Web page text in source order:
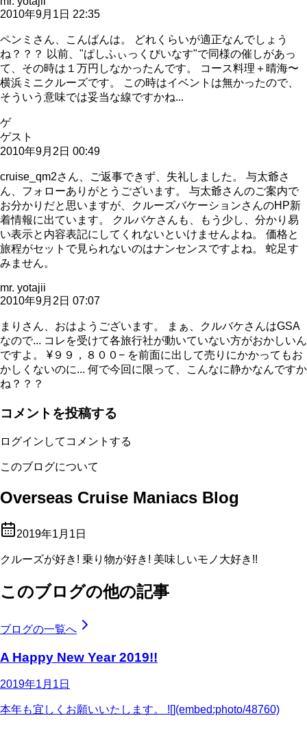
2010年9月1日 22:35
ペンミさん、こんばんは。 どれくらいが適正なんでしょう
ね？？？ 以前、"ぱしふぃっくびいなす"で同様の催しがあっ
て、その時は１万円しなかったんです。 コース料理＋晴海〜
横浜ミニクルーズです。 この時はイベントは無かったので、
そういう意味では妥当な線ですかね...
ゲ
ゲスト
2010年9月2日 00:49
cruise_qm2さん、ご返事できず、失礼しました。 与太爺さ
ん、フォローありがとうございます。 与太爺さんのご案内で
お分かりだと思いますが、クルーズバケーションさんのHP新
着情報に出ています。 クルバケさんも、もう少し、分かり易
い表示と内容表記にしてくれないといけませんよね。 価格と
旅程がセットで見られないのはナンセンスですよね。 蛇足す
みません。
mr. yotajii
2010年9月2日 07:07
まりさん、おはようございます。 まぁ、クルバケさんはGSA
なので... コレを受けて各旅行社が動いていない方がおかしいん
ですよ。 ¥９９，８００− を前面に出して売りにかかってもお
かしくないのに... 何で今回に限って、こんなに静かなんですか
ね？？？
コメントを投稿する
ログインしてコメントする
このブログについて
Overseas Cruise Maniacs Blog
2019年1月1日
クルーズが好き! 乗り物が好き! 美味しいモノ大好き!!
このブログの他の記事
ブログの一覧へ
A Happy New Year 2019!!
2019年1月1日
本年も宜しくお願いいたします。 ![](embed:photo/48760)